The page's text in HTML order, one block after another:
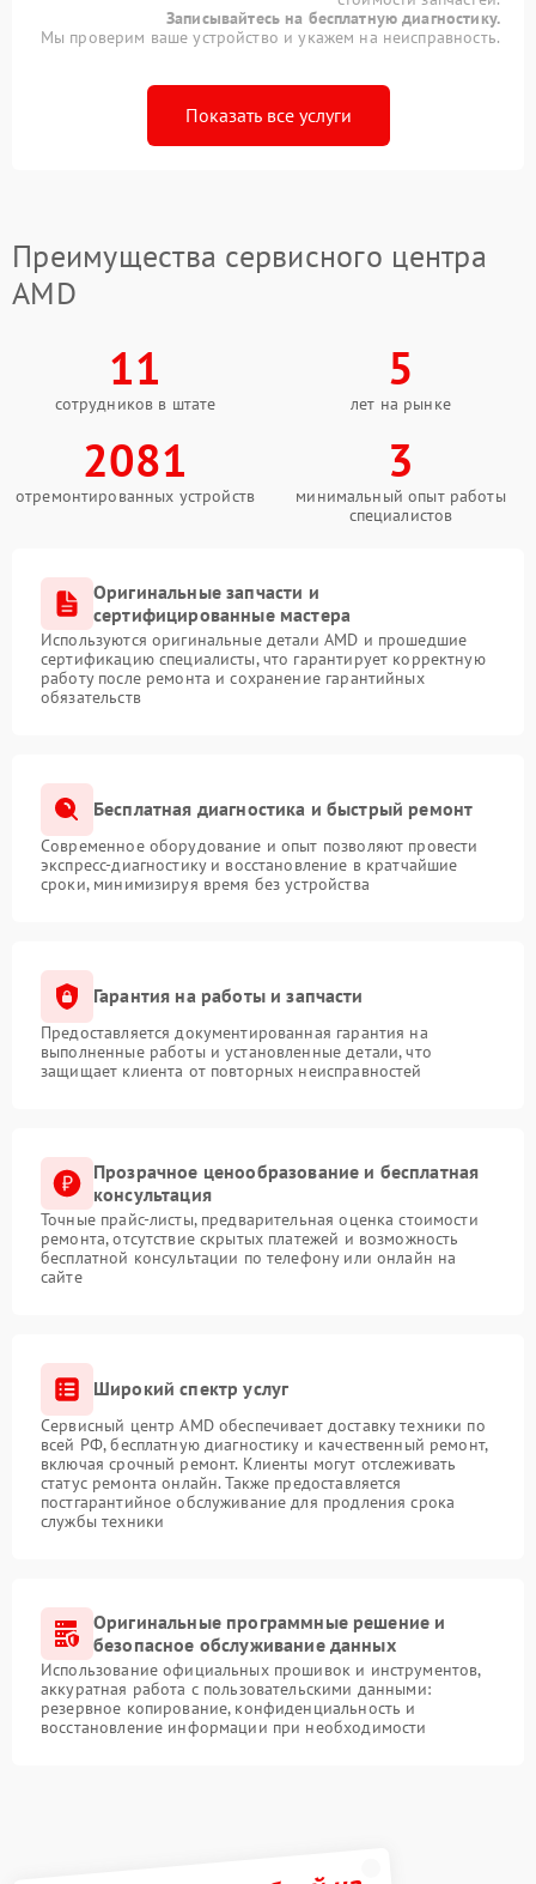
Записывайтесь на бесплатную диагностику.
Мы проверим ваше устройство и укажем на неисправность.
Показать все услуги
Преимущества сервисного центра
AMD
11
сотрудников в штате
5
лет на рынке
2081
отремонтированных устройств
3
минимальный опыт работы
специалистов
Оригинальные запчасти и
сертифицированные мастера
Используются оригинальные детали AMD и прошедшие
сертификацию специалисты, что гарантирует корректную
работу после ремонта и сохранение гарантийных
обязательств
Бесплатная диагностика и быстрый ремонт
Современное оборудование и опыт позволяют провести
экспресс-диагностику и восстановление в кратчайшие
сроки, минимизируя время без устройства
Гарантия на работы и запчасти
Предоставляется документированная гарантия на
выполненные работы и установленные детали, что
защищает клиента от повторных неисправностей
Прозрачное ценообразование и бесплатная
консультация
Точные прайс-листы, предварительная оценка стоимости
ремонта, отсутствие скрытых платежей и возможность
бесплатной консультации по телефону или онлайн на
сайте
Широкий спектр услуг
Сервисный центр AMD обеспечивает доставку техники по
всей РФ, бесплатную диагностику и качественный ремонт,
включая срочный ремонт. Клиенты могут отслеживать
статус ремонта онлайн. Также предоставляется
постгарантийное обслуживание для продления срока
службы техники
Оригинальные программные решение и
безопасное обслуживание данных
Использование официальных прошивок и инструментов,
аккуратная работа с пользовательскими данными:
резервное копирование, конфиденциальность и
восстановление информации при необходимости